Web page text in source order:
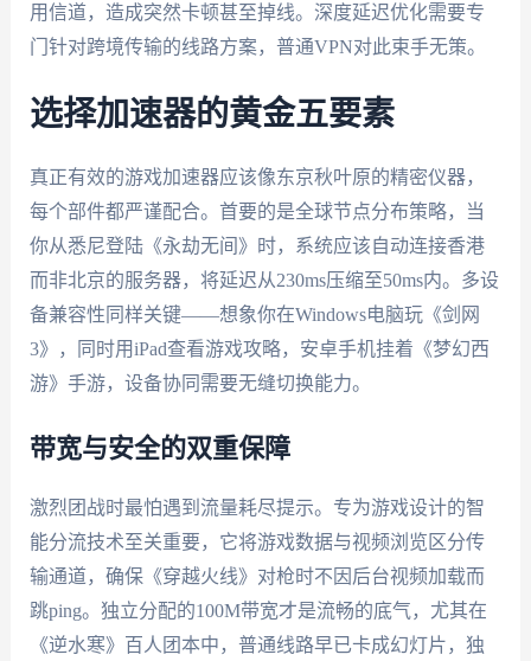
用信道，造成突然卡顿甚至掉线。深度延迟优化需要专
门针对跨境传输的线路方案，普通VPN对此束手无策。
选择加速器的黄金五要素
真正有效的游戏加速器应该像东京秋叶原的精密仪器，
每个部件都严谨配合。首要的是全球节点分布策略，当
你从悉尼登陆《永劫无间》时，系统应该自动连接香港
而非北京的服务器，将延迟从230ms压缩至50ms内。多设
备兼容性同样关键——想象你在Windows电脑玩《剑网
3》，同时用iPad查看游戏攻略，安卓手机挂着《梦幻西
游》手游，设备协同需要无缝切换能力。
带宽与安全的双重保障
激烈团战时最怕遇到流量耗尽提示。专为游戏设计的智
能分流技术至关重要，它将游戏数据与视频浏览区分传
输通道，确保《穿越火线》对枪时不因后台视频加载而
跳ping。独立分配的100M带宽才是流畅的底气，尤其在
《逆水寒》百人团本中，普通线路早已卡成幻灯片，独